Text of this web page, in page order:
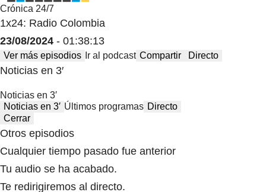
Crónica 24/7
1x24: Radio Colombia
23/08/2024 - 01:38:13
Ver más episodios Ir al podcast Compartir Directo
Noticias en 3′
Noticias en 3′
Noticias en 3′ Últimos programas Directo
Cerrar
Otros episodios
Cualquier tiempo pasado fue anterior
Tu audio se ha acabado.
Te redirigiremos al directo.